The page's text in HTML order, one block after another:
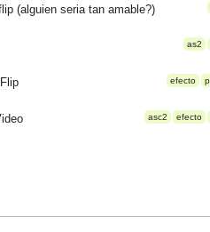
(alguien seria tan amable?)
as2
efecto
asc2 efecto